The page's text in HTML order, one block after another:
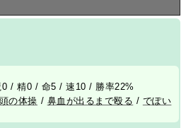
/ 精0 / 命5 / 速10 / 勝率22%
頭の体操 / 鼻血が出るまで殴る / でぽい